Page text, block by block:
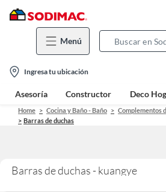
Menú
location-
icon
Ingresa tu ubicación
Asesoría Constructor Deco
Home Cocina y Baño - Baño Complementos
Barras de duchas
Barras de duchas - kuangye